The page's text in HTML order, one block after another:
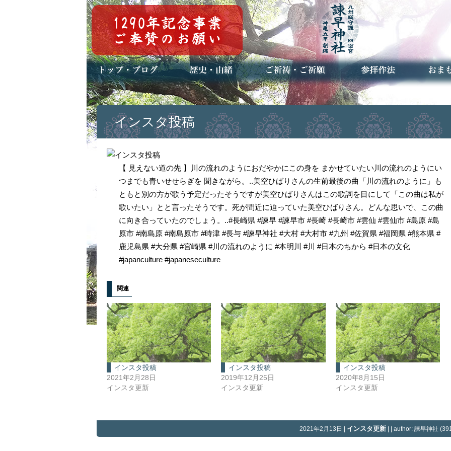
トップページ
ブログ(日々八百万)
お知らせ一覧 歴史・ご祭神
年中行事
メディア掲載 ご祈祷・ご祈願とは
安産祈願
初宮参り
七五三詣
長寿のお祝い
神前結婚式
厄祓い・方位除け
車のお祓い
地鎮祭
神葬祭（神式の葬儀） 神社とは
お参りの作法
インスタ投稿
【 見えない道の先 】川の流れのようにおだやかにこの身を まかせていたい川の流れのようにい
つまでも青いせせらぎを 聞きながら。..美空ひばりさんの生前最後の曲「川の流れのように」も
ともと別の方が歌う予定だったそうですが美空ひばりさんはこの歌詞を目にして「この曲は私が
歌いたい」とと言ったそうです。死が間近に迫っていた美空ひばりさん。どんな思いで、この曲
に向き合っていたのでしょう。..#長崎県 #諫早 #諫早市 #長崎 #長崎市 #雲仙 #雲仙市 #島原 #島
原市 #南島原 #南島原市 #時津 #長与 #諫早神社 #大村 #大村市 #九州 #佐賀県 #福岡県 #熊本県 #
鹿児島県 #大分県 #宮崎県 #川の流れのように #本明川 #川 #日本のちから #日本の文化
#japanculture #japaneseculture
関連
インスタ投稿
2021年2月28日
インスタ更新
インスタ投稿
2019年12月25日
インスタ更新
インスタ投稿
2020年8月15日
インスタ更新
2021年2月13日 | インスタ更新 | | author: 諫早神社